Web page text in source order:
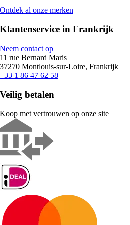
Ontdek al onze merken
Klantenservice in Frankrijk
Neem contact op
11 rue Bernard Maris
37270 Montlouis-sur-Loire, Frankrijk
+33 1 86 47 62 58
Veilig betalen
Koop met vertrouwen op onze site